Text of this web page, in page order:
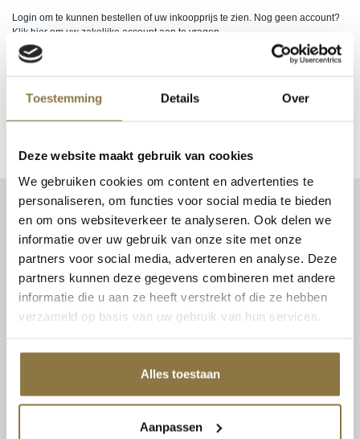
Toestemming Details Over
Deze website maakt gebruik van cookies
We gebruiken cookies om content en advertenties te
personaliseren, om functies voor social media te bieden
en om ons websiteverkeer te analyseren. Ook delen we
informatie over uw gebruik van onze site met onze
partners voor social media, adverteren en analyse. Deze
partners kunnen deze gegevens combineren met andere
informatie die u aan ze heeft verstrekt of die ze hebben
verzameld op basis van uw gebruik van hun services.
Alles toestaan
Aanpassen
Login om te kunnen bestellen of uw inkoopprijs te zien. Nog geen account?
Klik hier om uw zakelijke account aan te vragen.
9002588655130, 9002588655147, 9002588655154,
9002588655161, 9002588655161
Patent Niveau BV
Haarbos 1
3953 HA Maarsbergen
Tel:0343 70 37 57
info@niveau-vbs.nl
BEOORDELINGEN